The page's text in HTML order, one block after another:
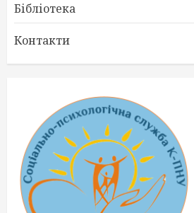
Бібліотека
Контакти